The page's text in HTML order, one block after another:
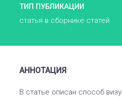
ТИП ПУБЛИКАЦИИ
статья в сборнике статей
АННОТАЦИЯ
В статье описан способ